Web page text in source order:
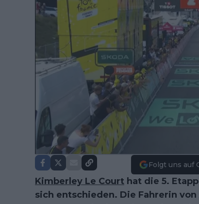
Folgt uns auf
Kimberley Le Court hat die 5.
sich entschieden. Die Fahrerin